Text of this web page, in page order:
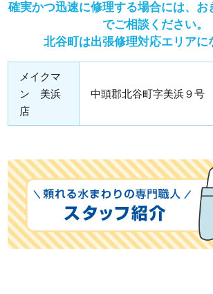
確実かつ迅速に修理する場合には、お
でご相談ください。
北谷町は出張修理対応エリアに
メイクマ
ン 美浜
店
中頭郡北谷町字美浜９号